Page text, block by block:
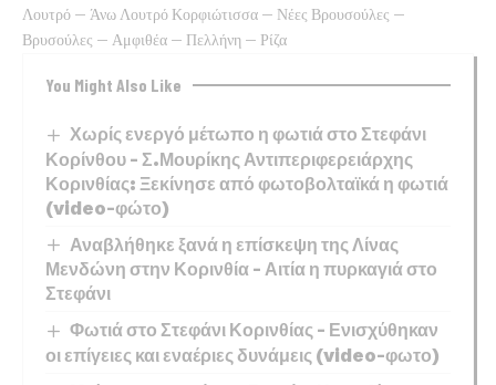
Λουτρό – Άνω Λουτρό Κορφιώτισσα – Νέες Βρουσούλες –
Βρυσούλες – Αμφιθέα – Πελλήνη – Ρίζα
You Might Also Like
Χωρίς ενεργό μέτωπο η φωτιά στο Στεφάνι
Κορίνθου – Σ.Μουρίκης Αντιπεριφερειάρχης
Κορινθίας: Ξεκίνησε από φωτοβολταϊκά η φωτιά
(video-φώτο)
Αναβλήθηκε ξανά η επίσκεψη της Λίνας
Μενδώνη στην Κορινθία – Αιτία η πυρκαγιά στο
Στεφάνι
Φωτιά στο Στεφάνι Κορινθίας – Ενισχύθηκαν
οι επίγειες και εναέριες δυνάμεις (video-φωτο)